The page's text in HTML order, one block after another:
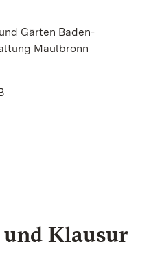
Gärten Baden-
Maulbronn
Klausur